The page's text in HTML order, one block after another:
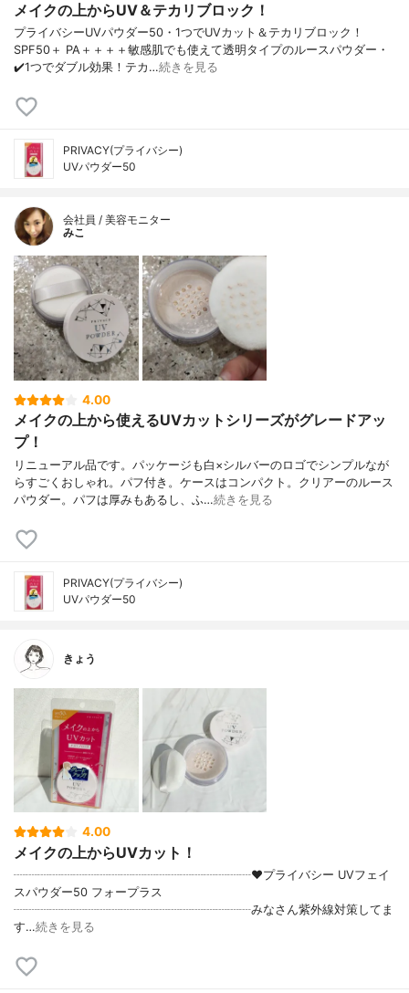
メイクの上からUV＆テカリブロック！
プライバシーUVパウダー50・1つでUVカット＆テカリブロック！
SPF50＋ PA＋＋＋＋敏感肌でも使えて透明タイプのルースパウダー・
✔️1つでダブル効果！テカ…続きを見る
PRIVACY(プライバシー)
UVパウダー50
会社員 / 美容モニター
みこ
4.00
メイクの上から使えるUVカットシリーズがグレードアッ
プ！
リニューアル品です。パッケージも白×シルバーのロゴでシンプルなが
らすごくおしゃれ。パフ付き。ケースはコンパクト。クリアーのルース
パウダー。パフは厚みもあるし、ふ…続きを見る
PRIVACY(プライバシー)
UVパウダー50
きょう
4.00
メイクの上からUVカット！
┈┈┈┈┈┈┈┈┈┈┈┈┈┈┈┈┈┈┈┈♥プライバシー UVフェイ
スパウダー50 フォープラス
┈┈┈┈┈┈┈┈┈┈┈┈┈┈┈┈┈┈┈┈みなさん紫外線対策してま
す…続きを見る